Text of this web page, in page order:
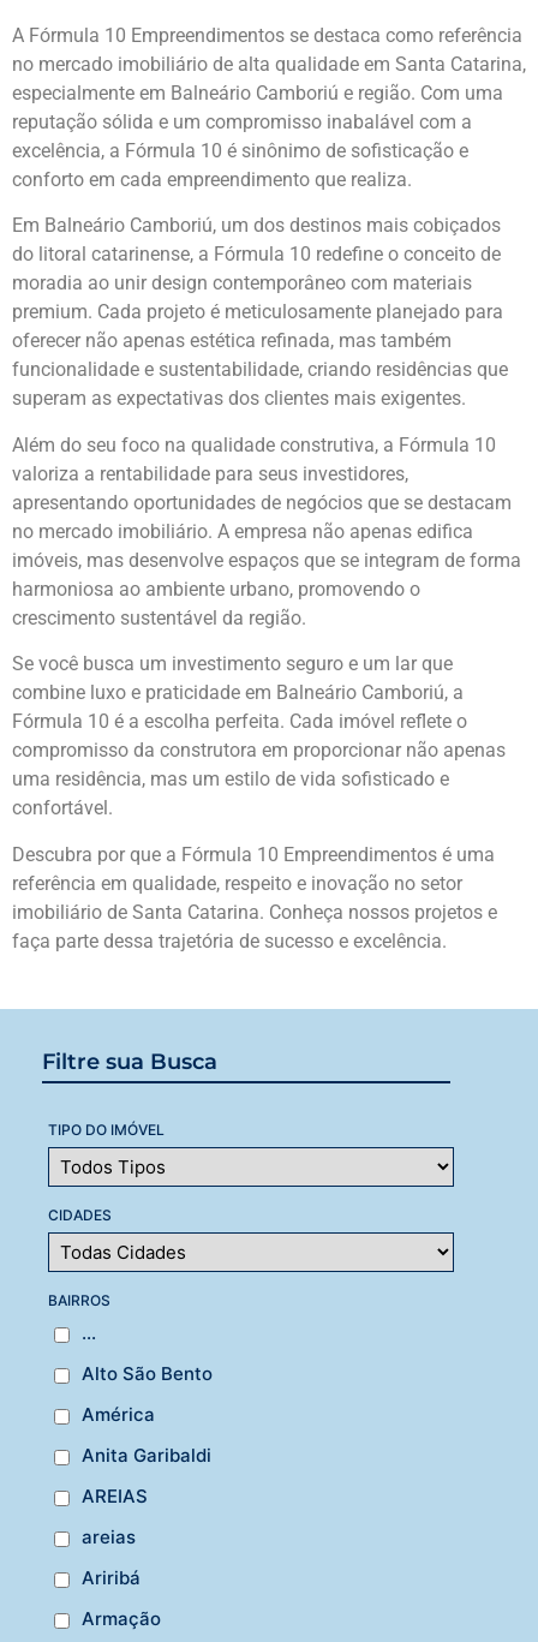
Filtre sua Busca
TIPO DO IMÓVEL
CIDADES
BAIRROS
...
Alto São Bento
América
Anita Garibaldi
AREIAS
areias
Ariribá
Armação
A Fórmula 10 Empreendimentos se destaca como referência
no mercado imobiliário de alta qualidade em Santa Catarina,
especialmente em Balneário Camboriú e região. Com uma
reputação sólida e um compromisso inabalável com a
excelência, a Fórmula 10 é sinônimo de sofisticação e
conforto em cada empreendimento que realiza.
Em Balneário Camboriú, um dos destinos mais cobiçados
do litoral catarinense, a Fórmula 10 redefine o conceito de
moradia ao unir design contemporâneo com materiais
premium. Cada projeto é meticulosamente planejado para
oferecer não apenas estética refinada, mas também
funcionalidade e sustentabilidade, criando residências que
superam as expectativas dos clientes mais exigentes.
Além do seu foco na qualidade construtiva, a Fórmula 10
valoriza a rentabilidade para seus investidores,
apresentando oportunidades de negócios que se destacam
no mercado imobiliário. A empresa não apenas edifica
imóveis, mas desenvolve espaços que se integram de forma
harmoniosa ao ambiente urbano, promovendo o
crescimento sustentável da região.
Se você busca um investimento seguro e um lar que
combine luxo e praticidade em Balneário Camboriú, a
Fórmula 10 é a escolha perfeita. Cada imóvel reflete o
compromisso da construtora em proporcionar não apenas
uma residência, mas um estilo de vida sofisticado e
confortável.
Descubra por que a Fórmula 10 Empreendimentos é uma
referência em qualidade, respeito e inovação no setor
imobiliário de Santa Catarina. Conheça nossos projetos e
faça parte dessa trajetória de sucesso e excelência.